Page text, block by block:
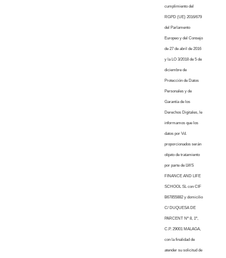
cumplimiento del
RGPD (UE) 2016/679
del Parlamento
Europeo y del Consejo
de 27 de abril de 2016
y la LO 3/2018 de 5 de
diciembre de
Protección de Datos
Personales y de
Garantía de los
Derechos Digitales, le
informamos que los
datos por Vd.
proporcionados serán
objeto de tratamiento
por parte de LWS
FINANCE AND LIFE
SCHOOL SL con CIF
B67855882 y domicilio
C/ DUQUESA DE
PARCENT Nº 8, 1º,
C.P. 29001 MALAGA,
con la finalidad de
atender su solicitud de